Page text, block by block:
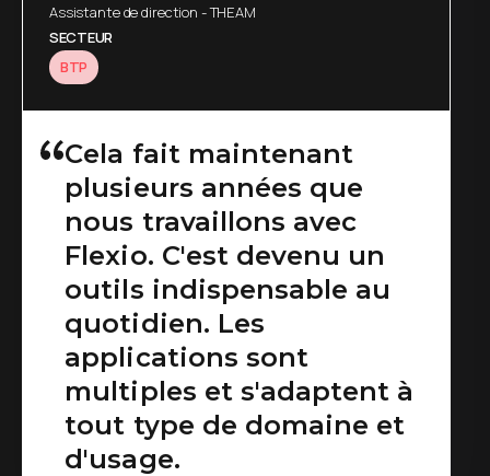
Assistante de direction - THEAM
SECTEUR
BTP
Cela fait maintenant
plusieurs années que
nous travaillons avec
Flexio. C'est devenu un
outils indispensable au
quotidien. Les
applications sont
multiples et s'adaptent à
tout type de domaine et
d'usage.